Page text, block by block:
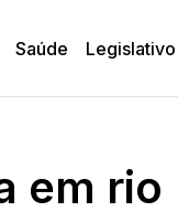
Saúde Legislativo
em rio